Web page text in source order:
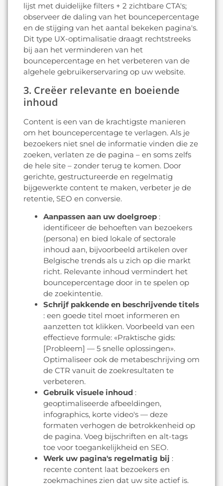
lijst met duidelijke filters + 2 zichtbare CTA's;
observeer de daling van het bouncepercentage
en de stijging van het aantal bekeken pagina's.
Dit type UX-optimalisatie draagt rechtstreeks
bij aan het verminderen van het
bouncepercentage en het verbeteren van de
algehele gebruikerservaring op uw website.
3. Creëer relevante en boeiende
inhoud
Content is een van de krachtigste manieren
om het bouncepercentage te verlagen. Als je
bezoekers niet snel de informatie vinden die ze
zoeken, verlaten ze de pagina – en soms zelfs
de hele site – zonder terug te komen. Door
gerichte, gestructureerde en regelmatig
bijgewerkte content te maken, verbeter je de
retentie, SEO en conversie.
Aanpassen aan uw doelgroep :
identificeer de behoeften van bezoekers
(persona) en bied lokale of sectorale
inhoud aan, bijvoorbeeld artikelen over
Belgische trends als u zich op die markt
richt. Relevante inhoud vermindert het
bouncepercentage door in te spelen op
de zoekintentie.
Schrijf pakkende en beschrijvende titels
: een goede titel moet informeren en
aanzetten tot klikken. Voorbeeld van een
effectieve formule: «Praktische gids:
[Probleem] — 5 snelle oplossingen».
Optimaliseer ook de metabeschrijving om
de CTR vanuit de zoekresultaten te
verbeteren.
Gebruik visuele inhoud :
geoptimaliseerde afbeeldingen,
infographics, korte video's — deze
formaten verhogen de betrokkenheid op
de pagina. Voeg bijschriften en alt-tags
toe voor toegankelijkheid en SEO.
Werk uw pagina's regelmatig bij :
recente content laat bezoekers en
zoekmachines zien dat uw site actief is.